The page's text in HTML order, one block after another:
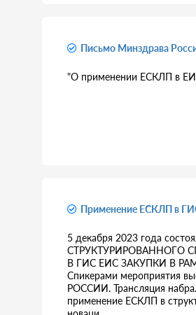
Письмо Минздрава
"О применении ЕСКЛП в
Применение ЕСКЛП в
5 декабря 2023 года
СТРУКТУРИРОВАННОГО
В ГИС ЕИС ЗАКУПКИ В
Спикерами мероприятия
РОССИИ. Трансляция
применение ЕСКЛП в